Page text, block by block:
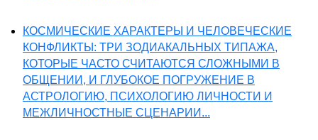
КОСМИЧЕСКИЕ ХАРАКТЕРЫ И ЧЕЛОВЕЧЕСКИЕ
КОНФЛИКТЫ: ТРИ ЗОДИАКАЛЬНЫХ ТИПАЖА,
КОТОРЫЕ ЧАСТО СЧИТАЮТСЯ СЛОЖНЫМИ В
ОБЩЕНИИ, И ГЛУБОКОЕ ПОГРУЖЕНИЕ В
АСТРОЛОГИЮ, ПСИХОЛОГИЮ ЛИЧНОСТИ И
МЕЖЛИЧНОСТНЫЕ СЦЕНАРИИ...